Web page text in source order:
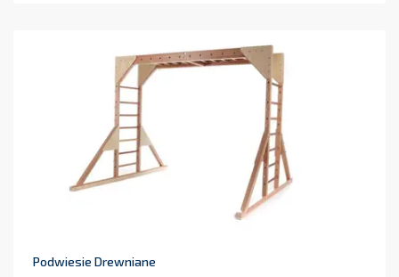
Podwiesie Drewniane